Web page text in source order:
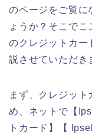
のページをご覧に
ょうか？そこで
のクレジットカー
説させていただき
まず、クレジッ
め、ネットで【
トカード】【